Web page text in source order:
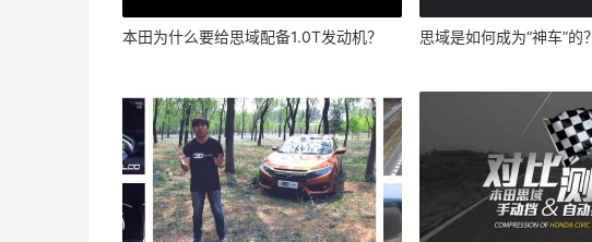
本田为什么要给思域配备1.0T发动机？ 思域是如何成为“神车”的？